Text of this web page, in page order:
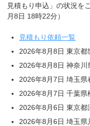
見積もり申込」の状況を
月8日 18時22分）
見積もり依頼一覧
2026年8月8日 東京都
2026年8月8日 神奈川
2026年8月7日 埼玉県
2026年8月7日 千葉県
2026年8月6日 東京都
2026年8月6日 埼玉県